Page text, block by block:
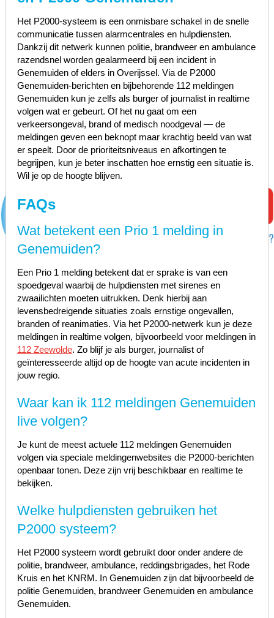
Het P2000-systeem is een onmisbare schakel in de snelle
communicatie tussen alarmcentrales en hulpdiensten.
Dankzij dit netwerk kunnen politie, brandweer en ambulance
razendsnel worden gealarmeerd bij een incident in
Genemuiden of elders in Overijssel. Via de P2000
Genemuiden-berichten en bijbehorende 112 meldingen
Genemuiden kun je zelfs als burger of journalist in realtime
volgen wat er gebeurt. Of het nu gaat om een
verkeersongeval, brand of medisch noodgeval — de
meldingen geven een beknopt maar krachtig beeld van wat
er speelt. Door de prioriteitsniveaus en afkortingen te
begrijpen, kun je beter inschatten hoe ernstig een situatie is.
Wil je op de hoogte blijven.
FAQs
Wat betekent een Prio 1 melding in
Genemuiden?
Een Prio 1 melding betekent dat er sprake is van een
spoedgeval waarbij de hulpdiensten met sirenes en
zwaailichten moeten uitrukken. Denk hierbij aan
levensbedreigende situaties zoals ernstige ongevallen,
branden of reanimaties. Via het P2000-netwerk kun je deze
meldingen in realtime volgen, bijvoorbeeld voor meldingen in
112 Zeewolde. Zo blijf je als burger, journalist of
geïnteresseerde altijd op de hoogte van acute incidenten in
jouw regio.
Waar kan ik 112 meldingen Genemuiden
live volgen?
Je kunt de meest actuele 112 meldingen Genemuiden
volgen via speciale meldingenwebsites die P2000-berichten
openbaar tonen. Deze zijn vrij beschikbaar en realtime te
bekijken.
Welke hulpdiensten gebruiken het
P2000 systeem?
Het P2000 systeem wordt gebruikt door onder andere de
politie, brandweer, ambulance, reddingsbrigades, het Rode
Kruis en het KNRM. In Genemuiden zijn dat bijvoorbeeld de
politie Genemuiden, brandweer Genemuiden en ambulance
Genemuiden.